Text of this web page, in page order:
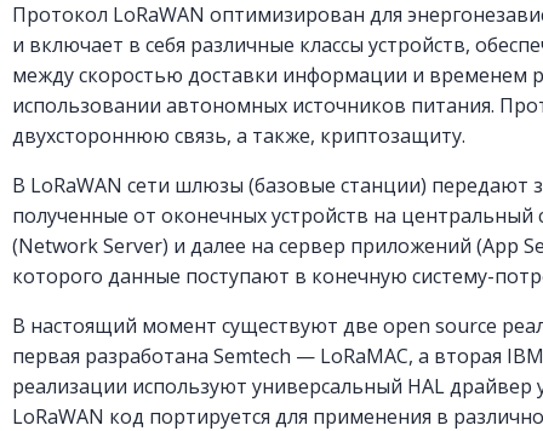
Протокол LoRaWAN оптимизирован для
и включает в себя различные классы устройств,
между скоростью доставки информации и временем
использовании автономных источников питания.
двухстороннюю связь, а также, криптозащиту.
В LoRaWAN сети шлюзы (базовые станции)
полученные от оконечных устройств на центральный
(Network Server) и далее на сервер приложений (App
которого данные поступают в конечную систему-
В настоящий момент существуют две open source
первая разработана Semtech — LoRaMAC, а вторая
реализации используют универсальный HAL драйвер
LoRaWAN код портируется для применения в